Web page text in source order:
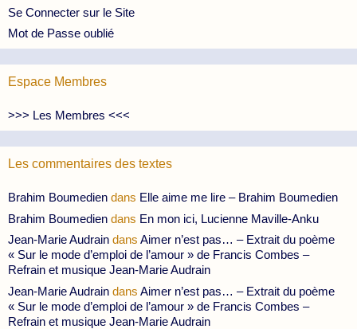
Se Connecter sur le Site
Mot de Passe oublié
Espace Membres
>>> Les Membres <<<
Les commentaires des textes
Brahim Boumedien dans Elle aime me lire – Brahim Boumedien
Brahim Boumedien dans En mon ici, Lucienne Maville-Anku
Jean-Marie Audrain dans Aimer n’est pas… – Extrait du poème
« Sur le mode d’emploi de l’amour » de Francis Combes –
Refrain et musique Jean-Marie Audrain
Jean-Marie Audrain dans Aimer n’est pas… – Extrait du poème
« Sur le mode d’emploi de l’amour » de Francis Combes –
Refrain et musique Jean-Marie Audrain